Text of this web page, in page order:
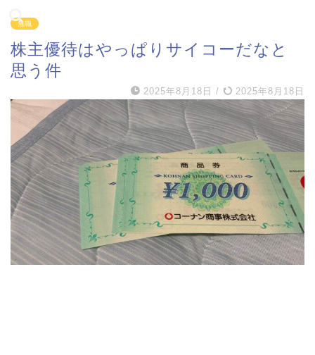
無職
株主優待はやっぱりサイコーだなと
思う件
2025年8月18日 / 2025年8月18日